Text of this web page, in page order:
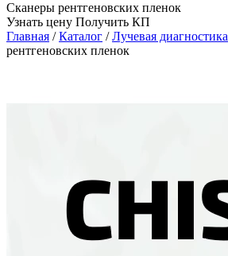
Сканеры рентгеновских пленок
Узнать цену Получить КП
Главная /Каталог /Лучевая диагностика
рентгеновских пленок